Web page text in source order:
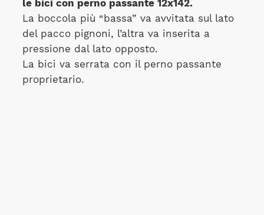
le bici con perno passante 12x142.
La boccola più “bassa” va avvitata sul lato
del pacco pignoni, l’altra va inserita a
pressione dal lato opposto.
La bici va serrata con il perno passante
proprietario.